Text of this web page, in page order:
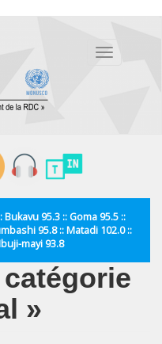
Toggle
95.3 :: Goma 95.5 ::
95.8 :: Matadi 102.0 ::
mayi 93.8
»